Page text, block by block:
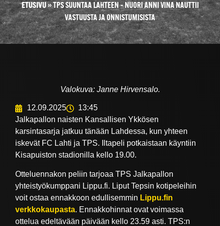
ETUSIVU»TPS SUUNTAA LAHTEEN – NUORI ANNI VINA NAUTTII
VASTUUSTA JA ONNISTUMISISTA
Valokuva: Janne Hirvensalo.
12.09.2025
13:45
Jalkapallon naisten Kansallisen Ykkösen
karsintasarja jatkuu tänään Lahdessa, kun yhteen
iskevät FC Lahti ja TPS. Iltapeli potkaistaan käyntiin
Kisapuiston stadionilla kello 19.00.
Otteluennakon peliin tarjoaa TPS Jalkapallon
yhteistyökumppani Lippu.fi. Liput Tepsin kotipeleihin
voit ostaa ennakkoon edullisemmin Lippu.fin
verkkokaupasta. Ennakkohinnat ovat voimassa
ottelua edeltävään päivään kello 23.59 asti. TPS:n